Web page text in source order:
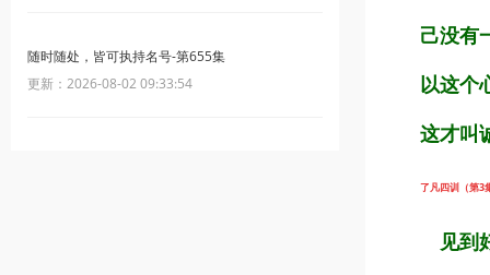
随时随处，皆可执持名号-第655集
更新：2026-08-02 09:33:54
己没有
以这个
这才叫
了凡四训（第3
见到